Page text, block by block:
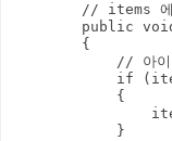
// items 에
public
        {
// 아이
if
            {
            }